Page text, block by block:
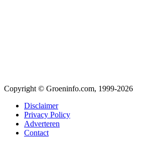
Copyright © Groeninfo.com, 1999-2026
Disclaimer
Privacy Policy
Adverteren
Contact